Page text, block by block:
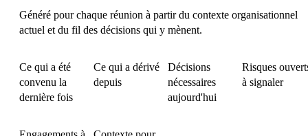
Généré pour chaque réunion à partir du contexte organisationnel
actuel et du fil des décisions qui y mènent.
Ce qui a été
convenu la
dernière fois
Ce qui a dérivé
depuis
Décisions
nécessaires
aujourd'hui
Risques
à signaler